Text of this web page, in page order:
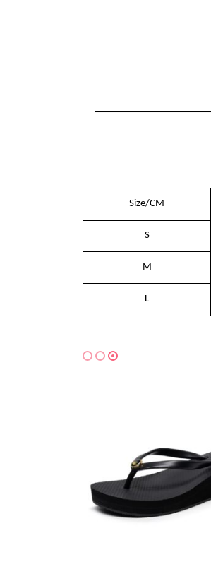
Size/CM
S
M
L